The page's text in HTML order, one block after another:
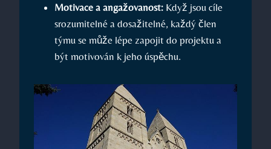
Motivace a angažovanost: Když jsou cíle
srozumitelné a dosažitelné, každý člen
týmu se může lépe zapojit do projektu a
být motivován k jeho úspěchu.